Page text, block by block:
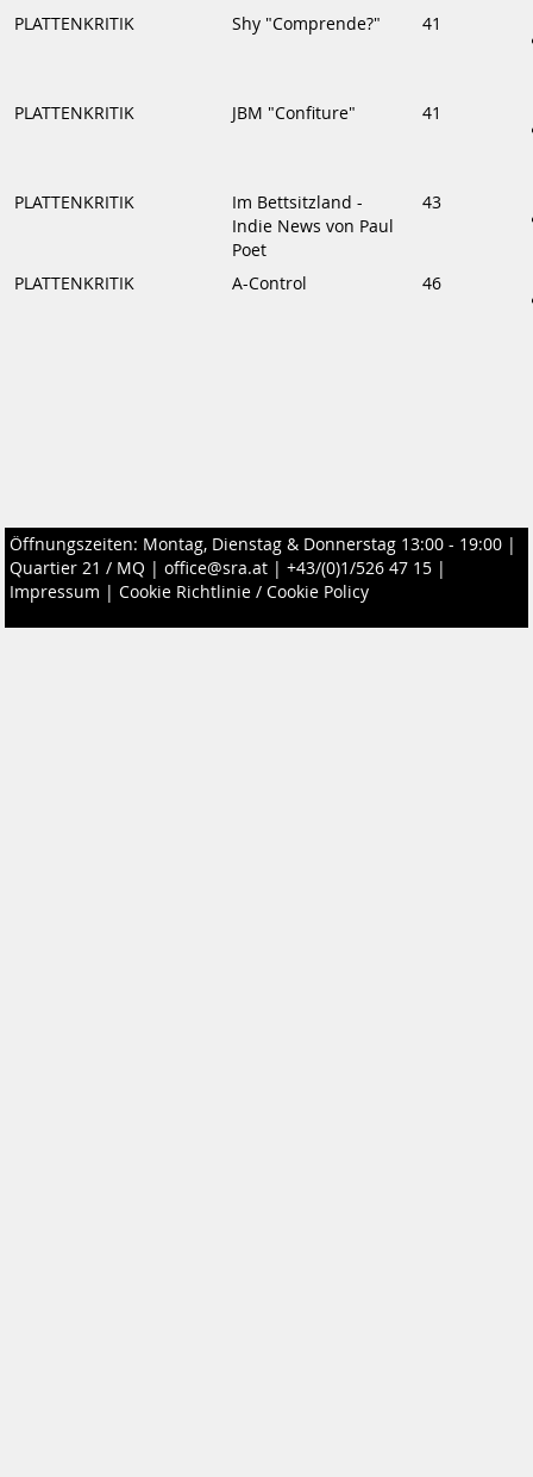
PLATTENKRITIK Shy "Comprende?"
41
PLATTENKRITIK JBM "Confiture"
41
PLATTENKRITIK
Im Bettsitzland -
Indie News von Paul
Poet
43
PLATTENKRITIK A-Control
46
Öffnungszeiten: Montag, Dienstag & Donnerstag 13:00 - 19:00 |
Quartier 21 / MQ | office@sra.at | +43/(0)1/526 47 15 |
Impressum | Cookie Richtlinie / Cookie Policy